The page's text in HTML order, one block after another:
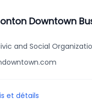
Downtown
and Social
et détails